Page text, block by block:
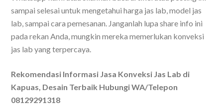
sampai selesai untuk mengetahui harga jas lab, model jas
lab, sampai cara pemesanan. Janganlah lupa share info ini
pada rekan Anda, mungkin mereka memerlukan konveksi
jas lab yang terpercaya.
Rekomendasi Informasi Jasa Konveksi Jas Lab di
Kapuas, Desain Terbaik Hubungi WA/Telepon
08129291318